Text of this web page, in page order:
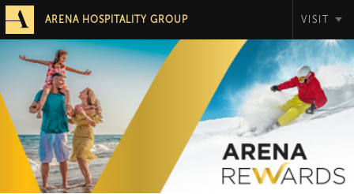
ARENA HOSPITALITY GROUP VISIT